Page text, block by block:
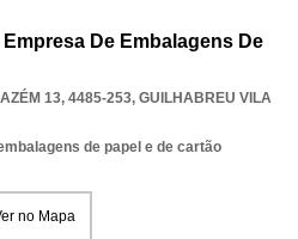
De Embalagens De
13, 4485-253, GUILHABREU VILA
de papel e de cartão
no Mapa